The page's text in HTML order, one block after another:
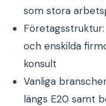
som stora
och enskilda
konsult
Vanliga
längs E20 samt